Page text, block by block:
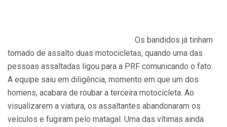
Os bandidos já tinham
tomado de assalto duas motocicletas, quando uma das
pessoas assaltadas ligou para a PRF comunicando o fato.
A equipe saiu em diligência, momento em que um dos
homens, acabara de roubar a terceira motocicleta. Ao
visualizarem a viatura, os assaltantes abandonaram os
veículos e fugiram pelo matagal. Uma das vítimas ainda